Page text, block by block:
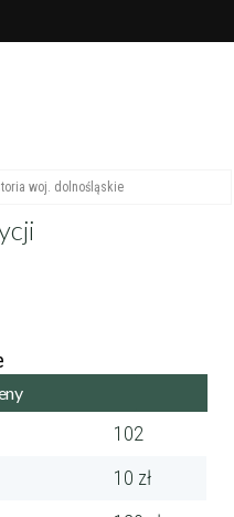
woj. dolnośląskie
102
10 zł